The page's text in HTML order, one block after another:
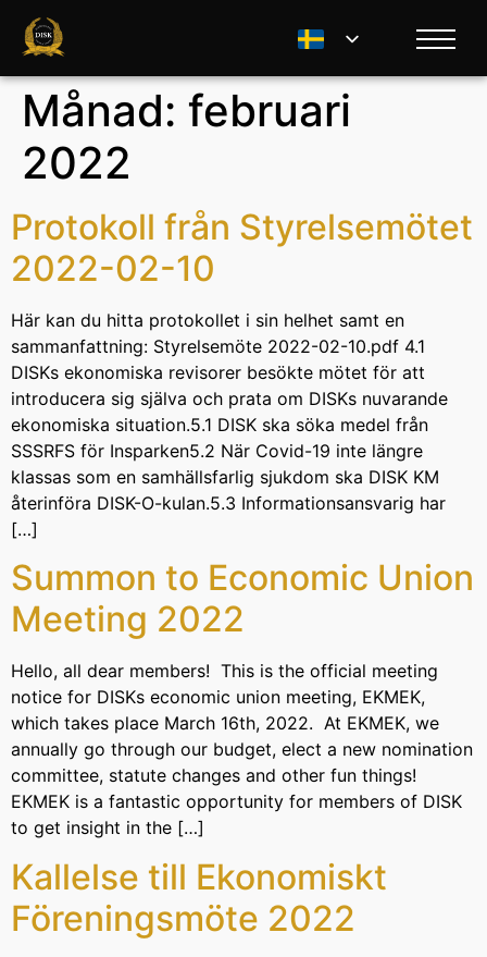
Månad: februari
2022
Protokoll från Styrelsemötet
2022-02-10
Här kan du hitta protokollet i sin helhet samt en
sammanfattning: Styrelsemöte 2022-02-10.pdf 4.1
DISKs ekonomiska revisorer besökte mötet för att
introducera sig själva och prata om DISKs nuvarande
ekonomiska situation.5.1 DISK ska söka medel från
SSSRFS för Insparken5.2 När Covid-19 inte längre
klassas som en samhällsfarlig sjukdom ska DISK KM
återinföra DISK-O-kulan.5.3 Informationsansvarig har
[…]
Summon to Economic Union
Meeting 2022
Hello, all dear members! This is the official meeting
notice for DISKs economic union meeting, EKMEK,
which takes place March 16th, 2022. At EKMEK, we
annually go through our budget, elect a new nomination
committee, statute changes and other fun things!
EKMEK is a fantastic opportunity for members of DISK
to get insight in the […]
Kallelse till Ekonomiskt
Föreningsmöte 2022